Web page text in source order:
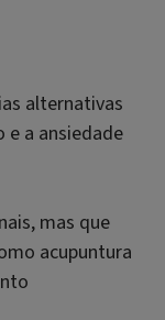
alternativas
e a ansiedade
mas que
acupuntura